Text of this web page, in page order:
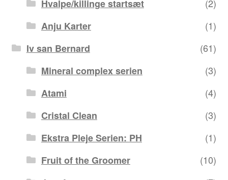
Hvalpe/killinge startsæt
(2)
Anju Karter
(1)
Iv san Bernard
(61)
Mineral complex serien
(3)
Atami
(4)
Cristal Clean
(3)
Ekstra Pleje Serien: PH
(1)
Fruit of the Groomer
(10)